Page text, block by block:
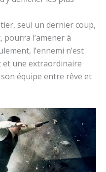
seul un dernier coup,
l’amener à
l’ennemi n’est
et une extraordinaire
équipe entre rêve et